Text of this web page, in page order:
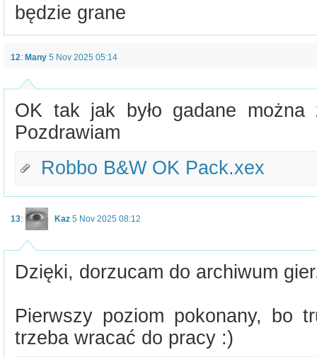
będzie grane
12: Many 5 Nov 2025 05:14
OK tak jak było gadane można
Pozdrawiam
Robbo B&W OK Pack.xex
13: Kaz 5 Nov 2025 08:12
Dzięki, dorzucam do archiwum
Pierwszy poziom pokonany, bo
trzeba wracać do pracy :)